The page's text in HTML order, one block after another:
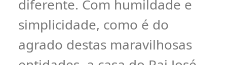
diferente. Com humildade e
simplicidade, como é do
agrado destas maravilhosas